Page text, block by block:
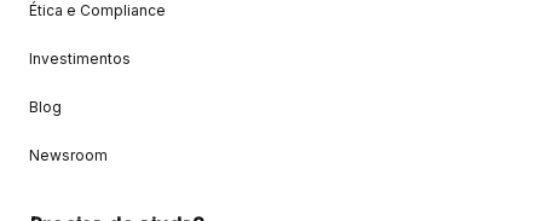
Ética e Compliance
Investimentos
Blog
Newsroom